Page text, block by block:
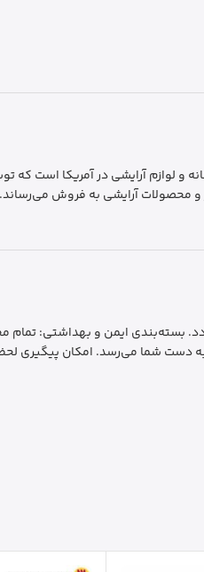
محصولات آرایشی به فروش می‌رساند.
سه روز اماده سایزی و ارسال می گردد.
دست شما می‌رسد. امکان پیگیری